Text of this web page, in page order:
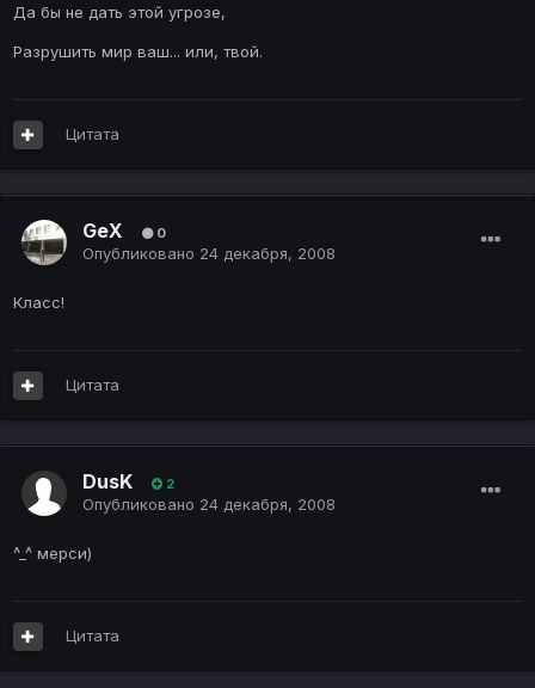
Да бы не дать этой угрозе,
Разрушить мир ваш... или, твой.
Цитата
GeX 0
Опубликовано 24 декабря, 2008
Класс!
Цитата
DusK 2
Опубликовано 24 декабря, 2008
^_^ мерси)
Цитата